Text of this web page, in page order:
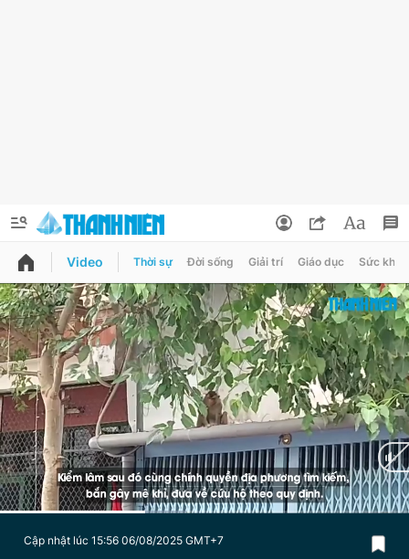
QUẢNG CÁO
Chuyên mục
Chuyên mục khác
Chào ngày mới Tin 24h
Thông tin tài khoản
Đổi mật khẩu
Tin đã lưu
Tin đã xem
Đăng xuất
Video Thời sự Đời sống Giải trí Giáo dục Sức khỏe
Cập nhật lúc 15:56 06/08/2025 GMT+7